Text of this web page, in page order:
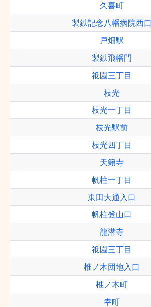
久喜町
製鉄記念八幡病院西口
戸畑駅
製鉄飛幡門
祗園三丁目
枝光
枝光一丁目
枝光駅前
枝光四丁目
天籟寺
帆柱一丁目
東田大通入口
帆柱登山口
龍潜寺
祗園三丁目
椎ノ木団地入口
椎ノ木町
幸町